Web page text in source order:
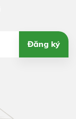
Đăng ký